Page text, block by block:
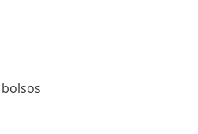
bolsos